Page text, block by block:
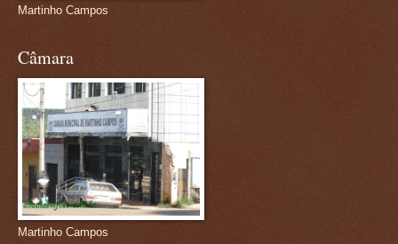
Martinho Campos
Câmara
Martinho Campos